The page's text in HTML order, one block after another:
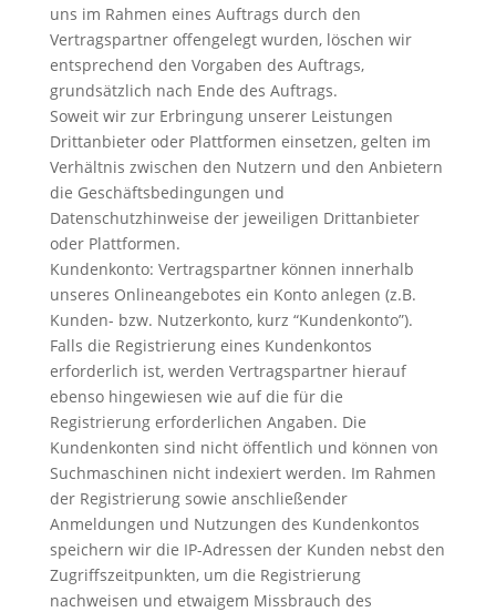
uns im Rahmen eines Auftrags durch den
Vertragspartner offengelegt wurden, löschen wir
entsprechend den Vorgaben des Auftrags,
grundsätzlich nach Ende des Auftrags.
Soweit wir zur Erbringung unserer Leistungen
Drittanbieter oder Plattformen einsetzen, gelten im
Verhältnis zwischen den Nutzern und den Anbietern
die Geschäftsbedingungen und
Datenschutzhinweise der jeweiligen Drittanbieter
oder Plattformen.
Kundenkonto: Vertragspartner können innerhalb
unseres Onlineangebotes ein Konto anlegen (z.B.
Kunden- bzw. Nutzerkonto, kurz “Kundenkonto”).
Falls die Registrierung eines Kundenkontos
erforderlich ist, werden Vertragspartner hierauf
ebenso hingewiesen wie auf die für die
Registrierung erforderlichen Angaben. Die
Kundenkonten sind nicht öffentlich und können von
Suchmaschinen nicht indexiert werden. Im Rahmen
der Registrierung sowie anschließender
Anmeldungen und Nutzungen des Kundenkontos
speichern wir die IP-Adressen der Kunden nebst den
Zugriffszeitpunkten, um die Registrierung
nachweisen und etwaigem Missbrauch des